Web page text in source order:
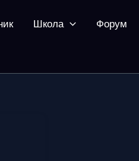
Школа Форум